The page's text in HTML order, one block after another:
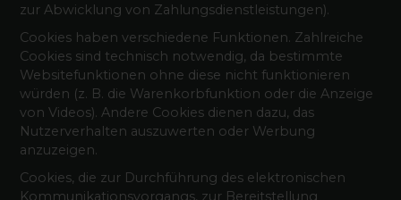
zur Abwicklung von Zahlungsdienstleistungen).
Cookies haben verschiedene Funktionen. Zahlreiche
Cookies sind technisch notwendig, da bestimmte
Websitefunktionen ohne diese nicht funktionieren
würden (z. B. die Warenkorbfunktion oder die Anzeige
von Videos). Andere Cookies dienen dazu, das
Nutzerverhalten auszuwerten oder Werbung
anzuzeigen.
Cookies, die zur Durchführung des elektronischen
Kommunikationsvorgangs, zur Bereitstellung